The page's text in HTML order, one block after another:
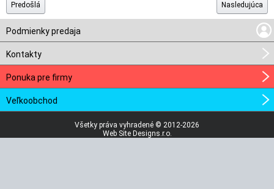
Predošlá Nasledujúca
Podmienky predaja
Kontakty
Ponuka pre firmy
Veľkoobchod
Všetky práva vyhradené © 2012-2026
Web Site Designs.r.o.